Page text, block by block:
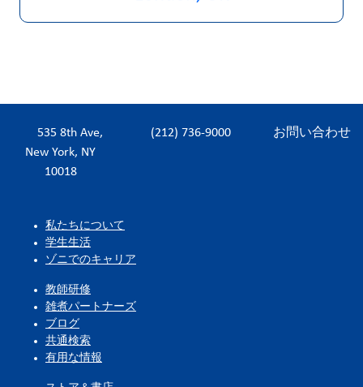
535 8th Ave,
New York, NY
10018
(212) 736-9000 お問い合わせ
私たちについて
学生生活
ゾニでのキャリア
教師研修
雑煮パートナーズ
ブログ
共通検索
有用な情報